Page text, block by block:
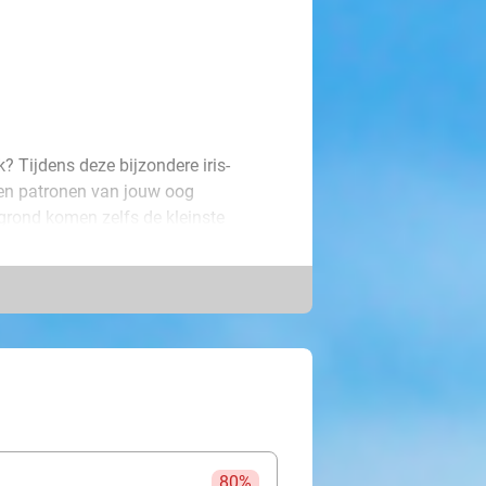
Tijdens deze bijzondere iris-
patronen van jouw oog
komen zelfs de kleinste
een prachtige digitale foto van
met meerdere generaties van